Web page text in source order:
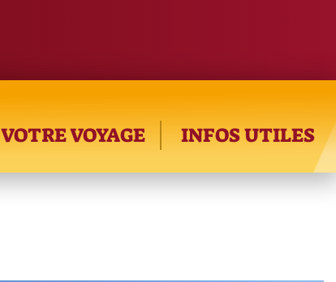
VOTRE VOYAGE INFOS UTILES